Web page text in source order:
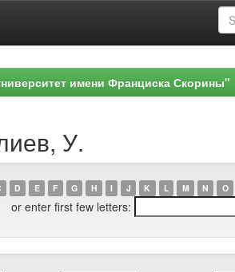
имени Франциска Скорины"
У.
D E F G H I J K L M N O
or enter first few letters: